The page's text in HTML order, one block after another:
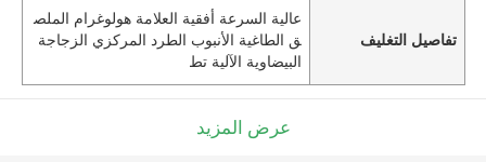
تفاصيل التغليف
عالية السرعة أفقية العلامة هولوغرام الملص
ق الطاغية الأنبوب الطرد المركزي الزجاجة
البيضاوية الآلية تط
عرض المزيد